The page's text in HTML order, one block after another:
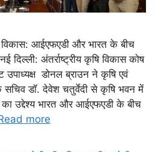
आईएफएडी और भारत के बीच
अंतर्राष्ट्रीय कृषि विकास कोष
डोनल ब्राउन ने कृषि एवं
सचिव डॉ. देवेश चतुर्वेदी से कृषि भवन में
उद्देश्य भारत और आईएफएडी के बीच
more